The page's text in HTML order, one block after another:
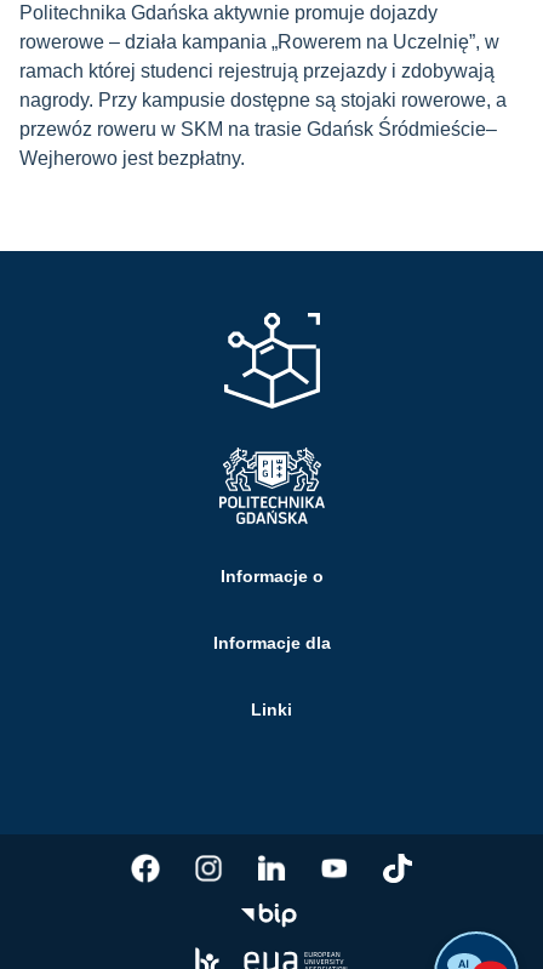
Politechnika Gdańska aktywnie promuje dojazdy
rowerowe – działa kampania „Rowerem na Uczelnię”, w
ramach której studenci rejestrują przejazdy i zdobywają
nagrody. Przy kampusie dostępne są stojaki rowerowe, a
przewóz roweru w SKM na trasie Gdańsk Śródmieście–
Wejherowo jest bezpłatny.
Informacje o
Informacje dla
Linki